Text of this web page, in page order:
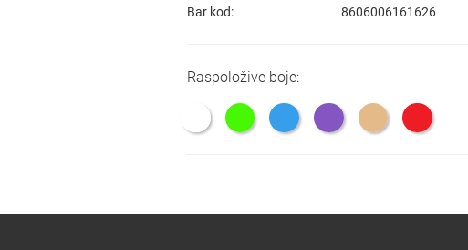
Bar kod:
8606006161626
Raspoložive boje: